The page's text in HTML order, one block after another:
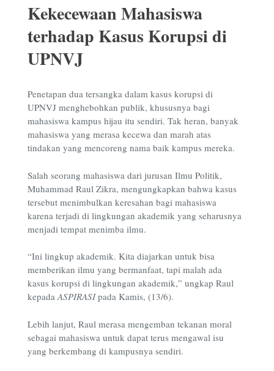
Kekecewaan Mahasiswa
terhadap Kasus Korupsi di
UPNVJ
Penetapan dua tersangka dalam kasus korupsi di
UPNVJ menghebohkan publik, khususnya bagi
mahasiswa kampus hijau itu sendiri. Tak heran, banyak
mahasiswa yang merasa kecewa dan marah atas
tindakan yang mencoreng nama baik kampus mereka.
Salah seorang mahasiswa dari jurusan Ilmu Politik,
Muhammad Raul Zikra, mengungkapkan bahwa kasus
tersebut menimbulkan keresahan bagi mahasiswa
karena terjadi di lingkungan akademik yang seharusnya
menjadi tempat menimba ilmu.
“Ini lingkup akademik. Kita diajarkan untuk bisa
memberikan ilmu yang bermanfaat, tapi malah ada
kasus korupsi di lingkungan akademik,” ungkap Raul
kepadaASPIRASIpada Kamis, (13/6).
Lebih lanjut, Raul merasa mengemban tekanan moral
sebagai mahasiswa untuk dapat terus mengawal isu
yang berkembang di kampusnya sendiri.